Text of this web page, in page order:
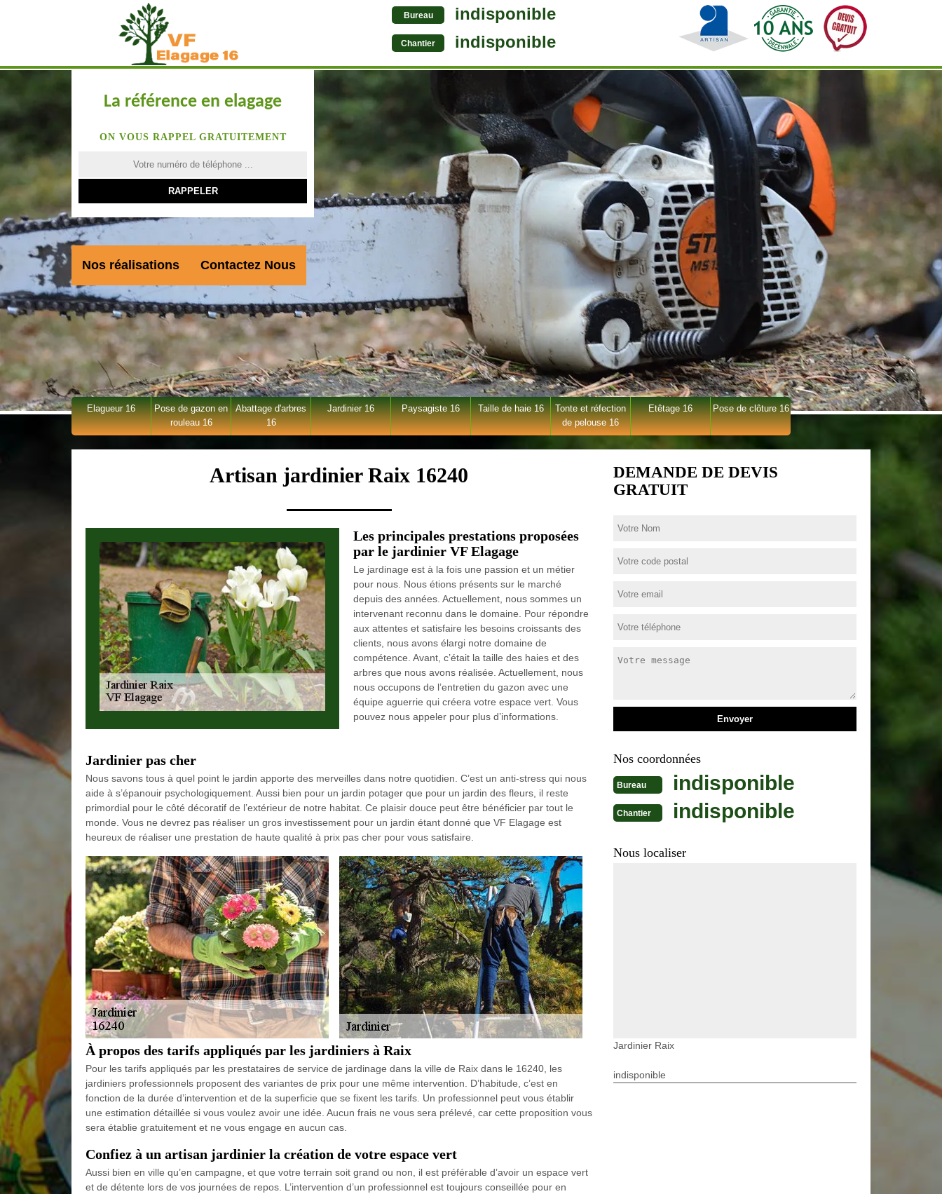
Bureau indisponible
Chantier indisponible
La référence en elagage
ON VOUS RAPPEL GRATUITEMENT
Nos réalisations Contactez Nous
Elagueur 16
Pose de gazon en
rouleau 16
Abattage d'arbres
16
Jardinier 16 Paysagiste 16 Taille de haie 16
Tonte et réfection
de pelouse 16
Etêtage 16 Pose de clôture 16
Artisan jardinier Raix 16240
Les principales prestations proposées
par le jardinier VF Elagage
Le jardinage est à la fois une passion et un métier
pour nous. Nous étions présents sur le marché
depuis des années. Actuellement, nous sommes un
intervenant reconnu dans le domaine. Pour répondre
aux attentes et satisfaire les besoins croissants des
clients, nous avons élargi notre domaine de
compétence. Avant, c’était la taille des haies et des
arbres que nous avons réalisée. Actuellement, nous
nous occupons de l’entretien du gazon avec une
équipe aguerrie qui créera votre espace vert. Vous
pouvez nous appeler pour plus d’informations.
Jardinier pas cher
Nous savons tous à quel point le jardin apporte des merveilles dans notre quotidien. C’est un anti-stress qui nous
aide à s’épanouir psychologiquement. Aussi bien pour un jardin potager que pour un jardin des fleurs, il reste
primordial pour le côté décoratif de l’extérieur de notre habitat. Ce plaisir douce peut être bénéficier par tout le
monde. Vous ne devrez pas réaliser un gros investissement pour un jardin étant donné que VF Elagage est
heureux de réaliser une prestation de haute qualité à prix pas cher pour vous satisfaire.
À propos des tarifs appliqués par les jardiniers à Raix
Pour les tarifs appliqués par les prestataires de service de jardinage dans la ville de Raix dans le 16240, les
jardiniers professionnels proposent des variantes de prix pour une même intervention. D’habitude, c’est en
fonction de la durée d’intervention et de la superficie que se fixent les tarifs. Un professionnel peut vous établir
une estimation détaillée si vous voulez avoir une idée. Aucun frais ne vous sera prélevé, car cette proposition vous
sera établie gratuitement et ne vous engage en aucun cas.
Confiez à un artisan jardinier la création de votre espace vert
Aussi bien en ville qu’en campagne, et que votre terrain soit grand ou non, il est préférable d’avoir un espace vert
et de détente lors de vos journées de repos. L’intervention d’un professionnel est toujours conseillée pour en
DEMANDE DE DEVIS
GRATUIT
Nos coordonnées
Bureau indisponible
Chantier indisponible
Nous localiser
Jardinier Raix
indisponible